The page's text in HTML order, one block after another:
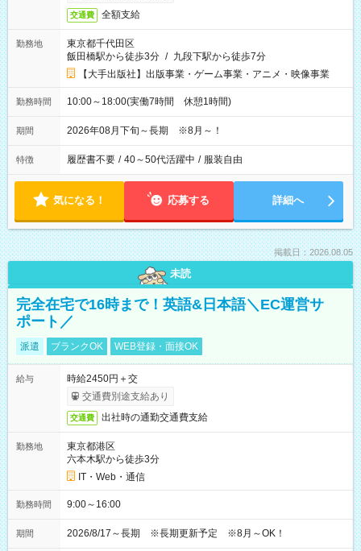
交通費 全額支給
勤務地
東京都千代田区
飯田橋駅から徒歩3分 / 九段下駅から徒歩7分
【大手出版社】出版事業・ゲーム事業・アニメ・映像事業
勤務時間 10:00～18:00(実働7時間 休憩1時間)
期間 2026年08月下旬～長期 ※8月～！
特徴 履歴書不要 / 40～50代活躍中 / 服装自由
気になる！ 応募する 詳細へ
掲載日：2026.08.05
未読
完全在宅で16時まで！英語&日本語＼EC運営サ
ポート／
派遣 ブランクOK WEB登録・面接OK
給与
時給2450円＋交
交通費別途支給あり
交通費 出社時の通勤交通費支給
勤務地
東京都港区
六本木駅から徒歩3分
IT・Web・通信
勤務時間 9:00～16:00
期間 2026/8/17～長期 ※長期更新予定 ※8月～OK！